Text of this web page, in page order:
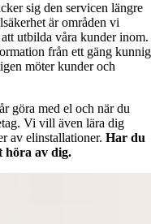
sig den servicen längre
är områden vi
utbilda våra kunder inom.
från ett gäng
möter kunder och
göra med el och när du
Vi vill även lära dig
av elinstallationer. Har du
höra av dig.